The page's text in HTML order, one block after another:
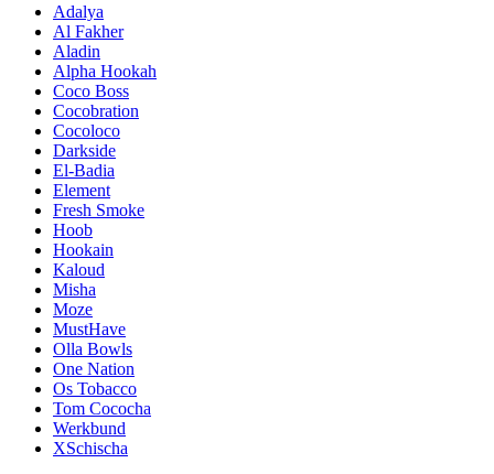
Adalya
Al Fakher
Aladin
Alpha Hookah
Coco Boss
Cocobration
Cocoloco
Darkside
El-Badia
Element
Fresh Smoke
Hoob
Hookain
Kaloud
Misha
Moze
MustHave
Olla Bowls
One Nation
Os Tobacco
Tom Cococha
Werkbund
XSchischa